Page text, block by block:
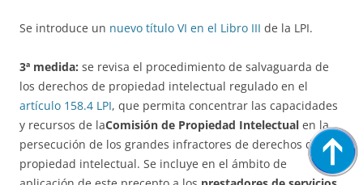
Se introduce un nuevo título VI en el Libro III de la LPI.
3ª medida: se revisa el procedimiento de salvaguarda de
los derechos de propiedad intelectual regulado en el
artículo 158.4 LPI, que permita concentrar las capacidades
y recursos de laComisión de Propiedad Intelectual en la
persecución de los grandes infractores de derechos de
propiedad intelectual. Se incluye en el ámbito de